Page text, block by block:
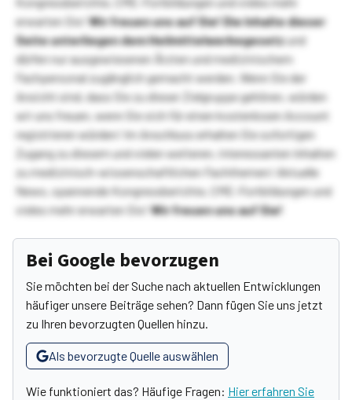
erwarten Sie!Wir freuen uns auf Sie!Die Inhalte dieser
Seite unterliegen dem Heilmittelwerbegesetzund
dürfen nur ausgewiesenen Ärzten und medizinischem
Fachpersonal zugänglich gemacht werden. Wenn Sie der
Ansicht sind, dass Sie zu dieser Zielgruppe gehören, würden
wir uns freuen, wenn Sie sich für einen kostenlosen Account
registrieren würden! Im Anschluss erhalten Sie sofortigen
Zugang zu diesem und vielen weiteren, interessanten Inhalten
zu medizinisch-wissenschaftlichen Fachthemen! Aktuelle
News, spannende Kongressberichte, CME-Fortbildungen und
vieles mehr erwarten Sie!Wir freuen uns auf Sie!
Bei Google bevorzugen
Sie möchten bei der Suche nach aktuellen Entwicklungen
häufiger unsere Beiträge sehen? Dann fügen Sie uns jetzt
zu Ihren bevorzugten Quellen hinzu.
Als bevorzugte Quelle auswählen
Wie funktioniert das? Häufige Fragen: Hier erfahren Sie